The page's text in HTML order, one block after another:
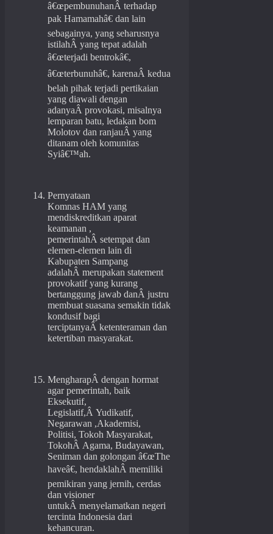
â€œpembunuhanÂ terhadap
pak Hamamahâ€ dan lain
sebagainya, yang seharusnya
istilahÂ yang tepat adalah
â€œterjadi bentrokâ€,
â€œterbunuhâ€, karenaÂ kedua
belah pihak terjadi pertikaian
yang diawali dengan
adanyaÂ provokasi, misalnya
lemparan batu, ledakan bom
Molotov dan ranjauÂ yang
ditanam oleh komunitas
Syiâ€™ah.
Pernyataan
Komnas HAM yang
mendiskreditkan aparat
keamanan ,
pemerintahÂ setempat dan
elemen-elemen lain di
Kabupaten Sampang
adalahÂ merupakan statement
provokatif yang kurang
bertanggung jawab danÂ justru
membuat suasana semakin tidak
kondusif bagi
terciptanyaÂ ketenteraman dan
ketertiban masyarakat.
MengharapÂ dengan hormat
agar pemerintah, baik
Eksekutif,
Legislatif,Â Yudikatif,
Negarawan ,Akademisi,
Politisi, Tokoh Masyarakat,
TokohÂ Agama, Budayawan,
Seniman dan golongan â€œThe
haveâ€, hendaklahÂ memiliki
pemikiran yang jernih, cerdas
dan visioner
untukÂ menyelamatkan negeri
tercinta Indonesia dari
kehancuran.